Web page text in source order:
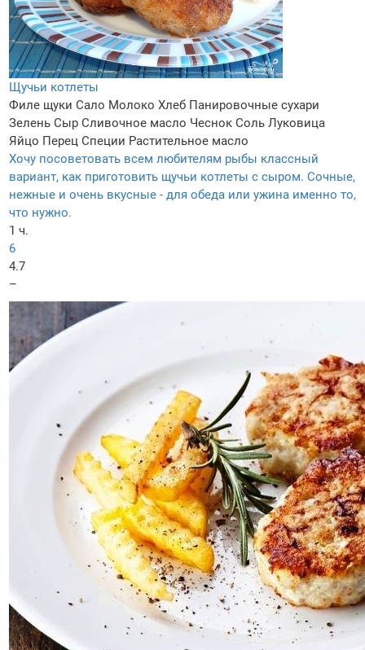
Щучьи котлеты
Филе щуки Сало Молоко Хлеб Панировочные сухари
Зелень Сыр Сливочное масло Чеснок Соль Луковица
Яйцо Перец Специи Растительное масло
Хочу посоветовать всем любителям рыбы классный
вариант, как приготовить щучьи котлеты с сыром. Сочные,
нежные и очень вкусные - для обеда или ужина именно то,
что нужно.
1 ч.
6
4.7
–